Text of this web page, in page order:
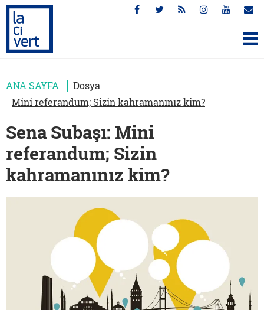
ANA SAYFA
Dosya
Mini referandum; Sizin kahramanınız kim?
Sena Subaşı: Mini
referandum; Sizin
kahramanınız kim?